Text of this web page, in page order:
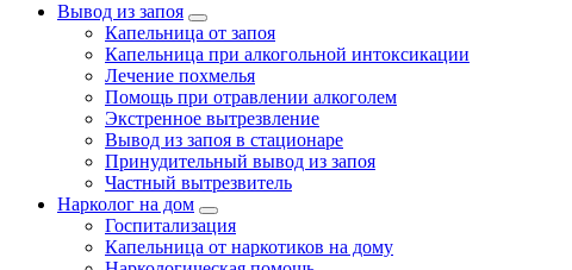
Вывод из запоя
Капельница от запоя
Капельница при алкогольной интоксикации
Лечение похмелья
Помощь при отравлении алкоголем
Экстренное вытрезвление
Вывод из запоя в стационаре
Принудительный вывод из запоя
Частный вытрезвитель
Нарколог на дом
Госпитализация
Капельница от наркотиков на дому